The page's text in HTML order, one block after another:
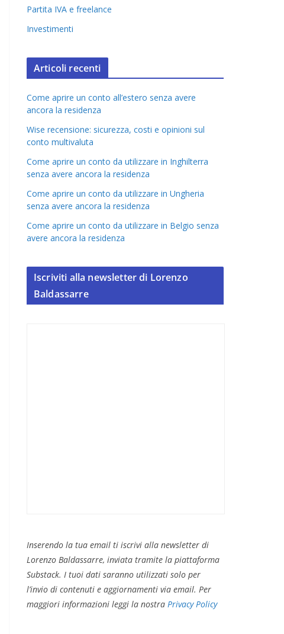
Partita IVA e freelance
Investimenti
Articoli recenti
Come aprire un conto all’estero senza avere
ancora la residenza
Wise recensione: sicurezza, costi e opinioni sul
conto multivaluta
Come aprire un conto da utilizzare in Inghilterra
senza avere ancora la residenza
Come aprire un conto da utilizzare in Ungheria
senza avere ancora la residenza
Come aprire un conto da utilizzare in Belgio senza
avere ancora la residenza
Iscriviti alla newsletter di Lorenzo
Baldassarre
Inserendo la tua email ti iscrivi alla newsletter di
Lorenzo Baldassarre, inviata tramite la piattaforma
Substack. I tuoi dati saranno utilizzati solo per
l’invio di contenuti e aggiornamenti via email. Per
maggiori informazioni leggi la nostra Privacy Policy